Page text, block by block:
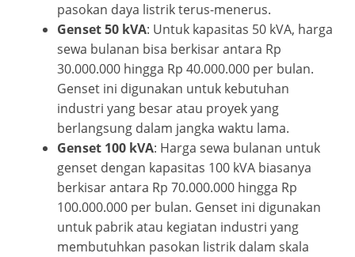
pasokan daya listrik terus-menerus.
Genset 50 kVA: Untuk kapasitas 50 kVA, harga
sewa bulanan bisa berkisar antara Rp
30.000.000 hingga Rp 40.000.000 per bulan.
Genset ini digunakan untuk kebutuhan
industri yang besar atau proyek yang
berlangsung dalam jangka waktu lama.
Genset 100 kVA: Harga sewa bulanan untuk
genset dengan kapasitas 100 kVA biasanya
berkisar antara Rp 70.000.000 hingga Rp
100.000.000 per bulan. Genset ini digunakan
untuk pabrik atau kegiatan industri yang
membutuhkan pasokan listrik dalam skala